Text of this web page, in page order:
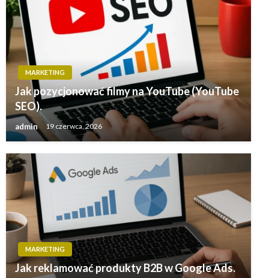
MARKETING
Jak pozycjonować filmy na YouTube (YouTube
SEO).
admin 19 czerwca, 2026
MARKETING
Jak reklamować produkty B2B w Google Ads.